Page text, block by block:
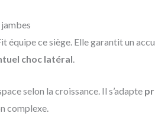
équipe ce siège. Elle garantit un
choc latéral.
selon la croissance. Il s’adapte
complexe.